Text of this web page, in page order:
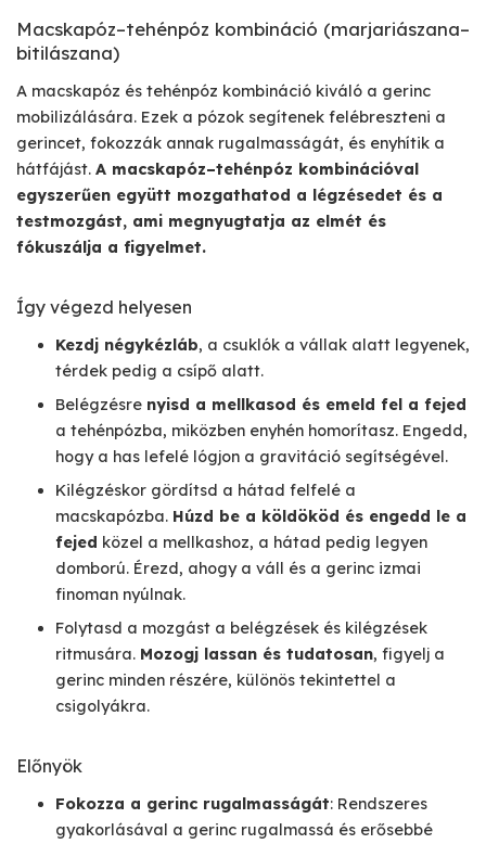
Macskapóz–tehénpóz kombináció (marjariászana–
bitilászana)
A macskapóz és tehénpóz kombináció kiváló a gerinc
mobilizálására. Ezek a pózok segítenek felébreszteni a
gerincet, fokozzák annak rugalmasságát, és enyhítik a
hátfájást. A macskapóz–tehénpóz kombinációval
egyszerűen együtt mozgathatod a légzésedet és a
testmozgást, ami megnyugtatja az elmét és
fókuszálja a figyelmet.
Így végezd helyesen
Kezdj négykézláb, a csuklók a vállak alatt legyenek,
térdek pedig a csípő alatt.
Belégzésre nyisd a mellkasod és emeld fel a fejed
a tehénpózba, miközben enyhén homorítasz. Engedd,
hogy a has lefelé lógjon a gravitáció segítségével.
Kilégzéskor gördítsd a hátad felfelé a
macskapózba. Húzd be a köldököd és engedd le a
fejed közel a mellkashoz, a hátad pedig legyen
domború. Érezd, ahogy a váll és a gerinc izmai
finoman nyúlnak.
Folytasd a mozgást a belégzések és kilégzések
ritmusára. Mozogj lassan és tudatosan, figyelj a
gerinc minden részére, különös tekintettel a
csigolyákra.
Előnyök
Fokozza a gerinc rugalmasságát: Rendszeres
gyakorlásával a gerinc rugalmassá és erősebbé